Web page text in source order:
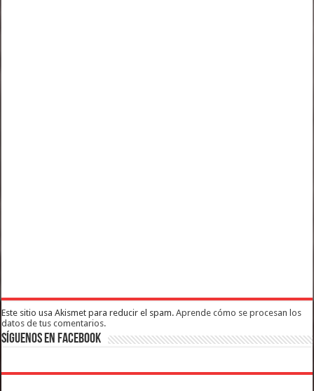
Este sitio usa Akismet para reducir el spam.Aprende cómo se procesan los
datos de tus comentarios.
Síguenos en Facebook